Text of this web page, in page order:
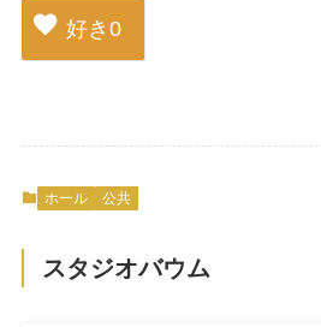
好き 0
ホール 公共
スタジオバウム